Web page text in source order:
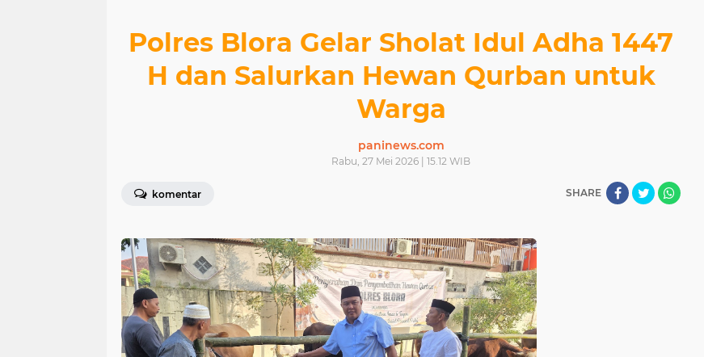
Polres Blora Gelar Sholat Idul Adha 1447
H dan Salurkan Hewan Qurban untuk
Warga
paninews.com
Rabu, 27 Mei 2026 | 15.12 WIB
komentar SHARE